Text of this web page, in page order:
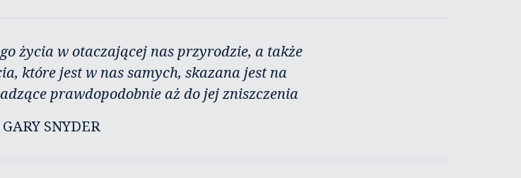
życia w otaczającej nas przyrodzie, a także
które jest w nas samych, skazana jest na
prawdopodobnie aż do jej zniszczenia
GARY SNYDER